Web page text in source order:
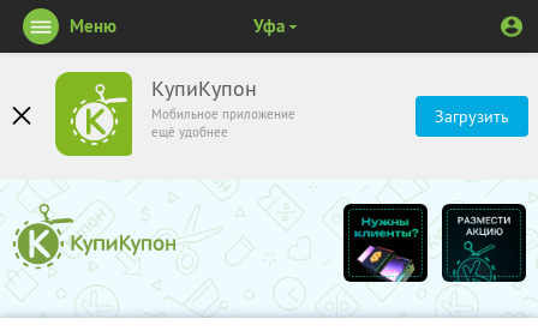
КупиКупон
Мобильное приложение
ещё удобнее
Загрузить
Меню Уфа